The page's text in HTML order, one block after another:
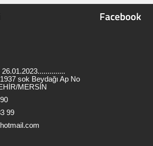
sok Beydağı Ap No
MERSİN
99